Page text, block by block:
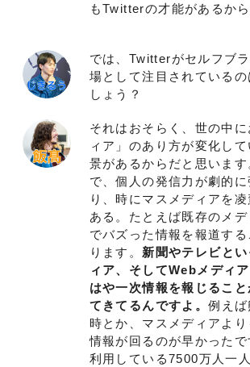
もTwitterの才能があるから
では、Twitterがセルフブ
場として注目されている
しょう？
それはおそらく、世の中
ィア」のあり方が変化し
景があるからだと思いま
で、個人の発信力が劇的
り、時にマスメディアを
ある。たとえば既存のメ
でバズった情報を報道す
ります。 新聞やテレビと
ィア、そしてWebメディ
はや一次情報を報じるこ
てきてるんですよ。例え
時とか、マスメディアよ
情報が回るのが早かった
利用している7500万人一